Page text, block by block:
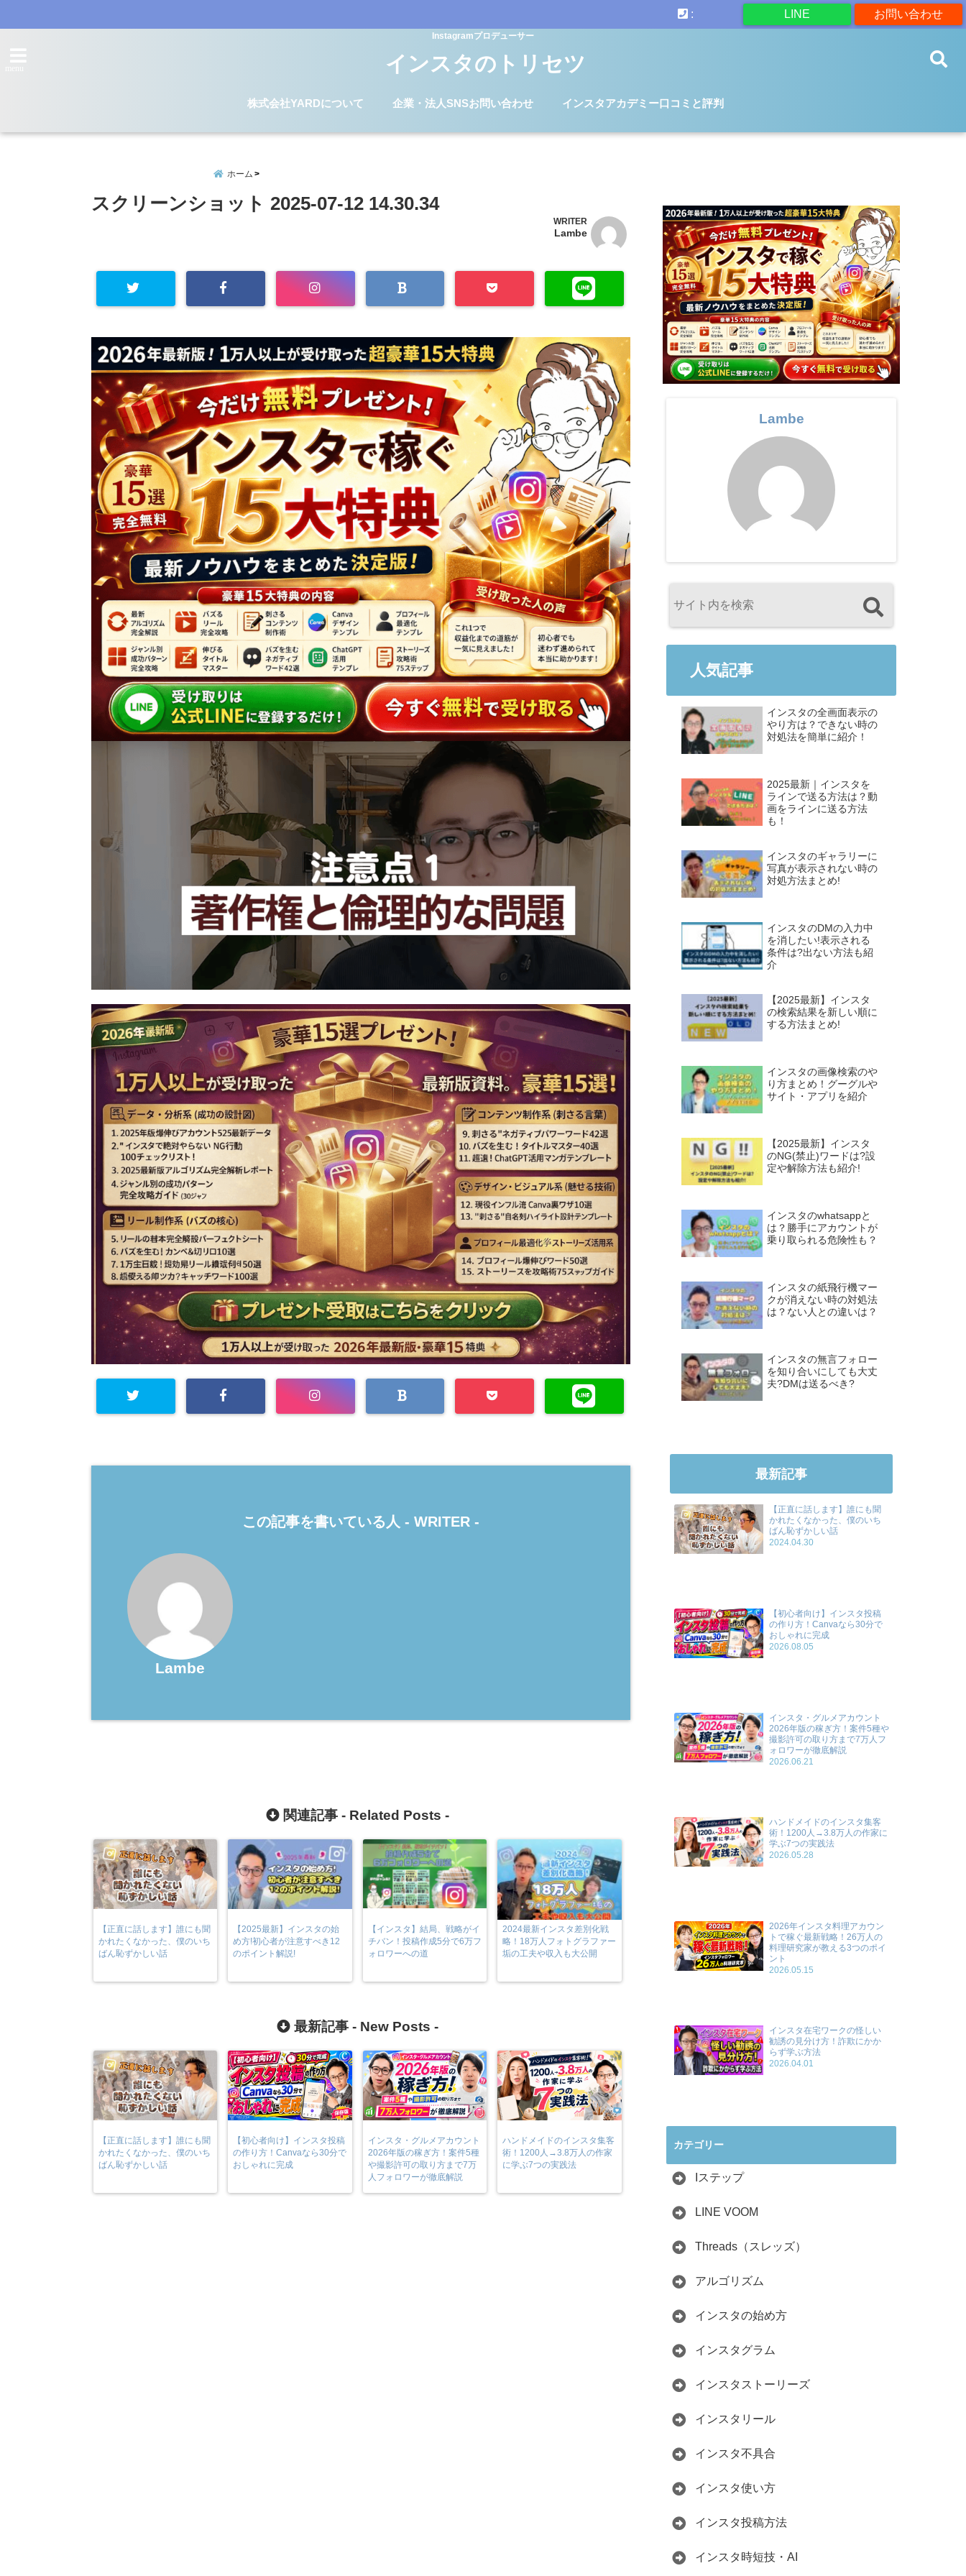
お問い合わせ
LINE
:
Instagramプロデューサー
インスタのトリセツ
株式会社YARDについて 企業・法人SNSお問い合わせ インスタアカデミー口コミと評判
ホーム
スクリーンショット 2025-07-12 14.30.34
WRITER
Lambe
この記事を書いている人 - WRITER -
Lambe
関連記事 - Related Posts -
【正直に話します】誰にも聞
かれたくなかった、僕のいち
ばん恥ずかしい話
【2025最新】インスタの始
め方!初心者が注意すべき12
のポイント解説!
【インスタ】結局、戦略がイ
チバン！投稿作成5分で6万フ
ォロワーへの道
2024最新インスタ差別化戦
略！18万人フォトグラファー
垢の工夫や収入も大公開
最新記事 - New Posts -
【正直に話します】誰にも聞
かれたくなかった、僕のいち
ばん恥ずかしい話
【初心者向け】インスタ投稿
の作り方！Canvaなら30分で
おしゃれに完成
インスタ・グルメアカウント
2026年版の稼ぎ方！案件5種
や撮影許可の取り方まで7万
人フォロワーが徹底解説
ハンドメイドのインスタ集客
術！1200人→3.8万人の作家
に学ぶ7つの実践法
Lambe
人気記事
インスタの全画面表示の
やり方は？できない時の
対処法を簡単に紹介！
2025最新｜インスタを
ラインで送る方法は？動
画をラインに送る方法
も！
インスタのギャラリーに
写真が表示されない時の
対処方法まとめ!
インスタのDMの入力中
を消したい!表示される
条件は?出ない方法も紹
介
【2025最新】インスタ
の検索結果を新しい順に
する方法まとめ!
インスタの画像検索のや
り方まとめ！グーグルや
サイト・アプリを紹介
【2025最新】インスタ
のNG(禁止)ワードは?設
定や解除方法も紹介!
インスタのwhatsappと
は？勝手にアカウントが
乗り取られる危険性も？
インスタの紙飛行機マー
クが消えない時の対処法
は？ない人との違いは？
インスタの無言フォロー
を知り合いにしても大丈
夫?DMは送るべき?
最新記事
【正直に話します】誰にも聞
かれたくなかった、僕のいち
ばん恥ずかしい話
2024.04.30
【初心者向け】インスタ投稿
の作り方！Canvaなら30分で
おしゃれに完成
2026.08.05
インスタ・グルメアカウント
2026年版の稼ぎ方！案件5種や
撮影許可の取り方まで7万人フ
ォロワーが徹底解説
2026.06.21
ハンドメイドのインスタ集客
術！1200人→3.8万人の作家に
学ぶ7つの実践法
2026.05.28
2026年インスタ料理アカウン
トで稼ぐ最新戦略！26万人の
料理研究家が教える3つのポイ
ント
2026.05.15
インスタ在宅ワークの怪しい
勧誘の見分け方！詐欺にかか
らず学ぶ方法
2026.04.01
カテゴリー
Iステップ
LINE VOOM
Threads（スレッズ）
アルゴリズム
インスタの始め方
インスタグラム
インスタストーリーズ
インスタリール
インスタ不具合
インスタ使い方
インスタ投稿方法
インスタ時短技・AI